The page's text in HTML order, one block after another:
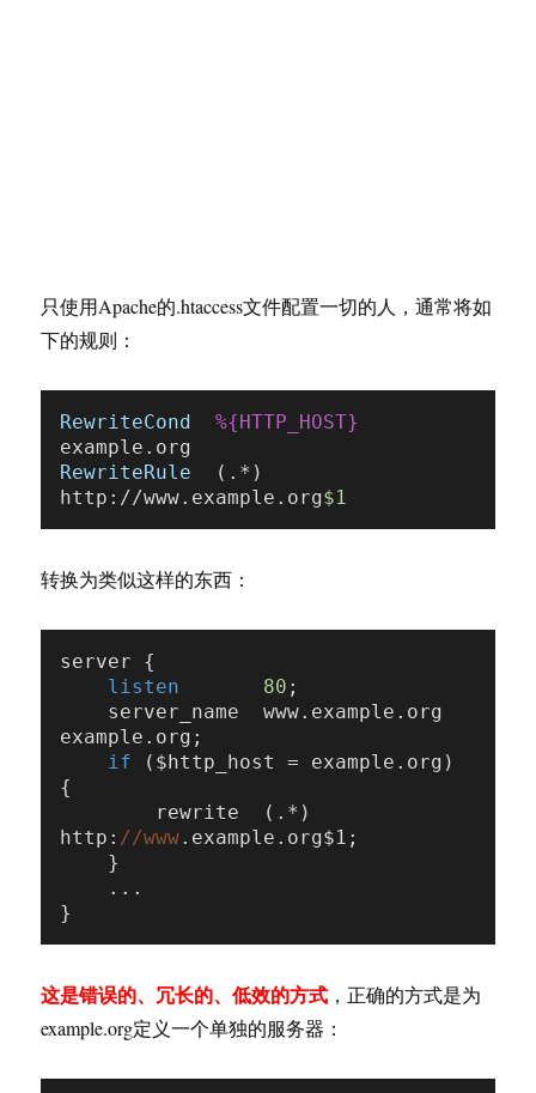
只使用Apache的.htaccess文件配置一切的人，通常将如
下的规则：
RewriteCond
%{HTTP_HOST}
RewriteRule
  (.*)
http://www.example.org$1
转换为类似这样的东西：
server {
listen
80 ;
example.org;
if ($http_host = example.org)
{
http: //www.example.org$1;
这是错误的、冗长的、低效的方式 ，正确的方式是为
example.org定义一个单独的服务器：